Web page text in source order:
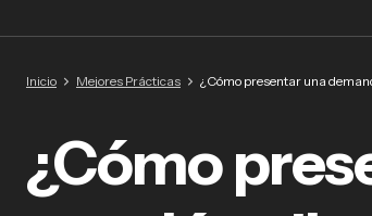
Inicio Mejores Prácticas ¿Cómo presentar una
¿Cómo